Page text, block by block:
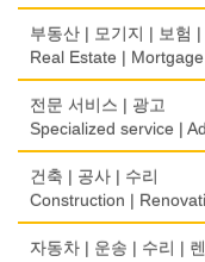
식당장비
Food Equipment
식품점
Korean Food
Food Manufacturing
와인제조
Psychologist/
안경점
Optical Stores
의료기구
Medical Instruments
Denturist
Children's Ware
Wedding
인터넷 쇼핑
Internet Shopping
결혼상담
Marriage Consulting
사무기기
Office Equipment
Stationery/Office
Book Store
운전학원
Driving School
금전등록기
Cash Register
인터넷 서비스/까페
Internet Service/Cafe
전자제품 판매/수리
Electronic Goods
Telephone/
부동산 | 모기지 | 보험 |
Real Estate |
도매
Wholesale
모기지
Mortgage
전문 서비스 | 광고
Specialized service |
광고/그래픽 디자인
Advertising/Graphic
광고 에이전트
건축 | 공사 | 수리
Construction |
건축시공/개조
자동차 | 운송 | 수리 |